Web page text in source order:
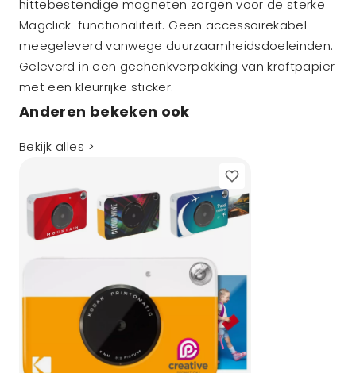
hittebestendige magneten zorgen voor de sterke
Magclick-functionaliteit. Geen accessoirekabel
meegeleverd vanwege duurzaamheidsdoeleinden.
Geleverd in een gechenkverpakking van kraftpapier
met een kleurrijke sticker.
Anderen bekeken ook
Bekijk alles >